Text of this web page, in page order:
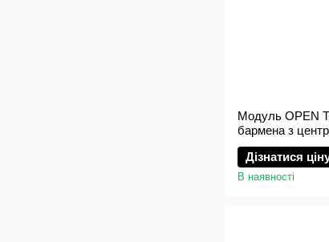
Модуль OPEN
бармена з
STARTENDER
Дізнатися
В наявності